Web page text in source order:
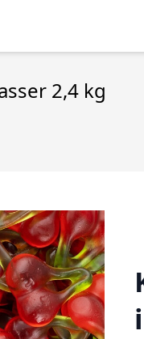
2,4 kg